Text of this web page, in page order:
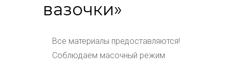
вазочки»
Все материалы предоставляются!
Соблюдаем масочный режим